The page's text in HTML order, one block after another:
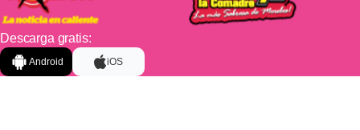
Descarga gratis:
Android iOS